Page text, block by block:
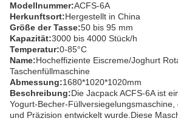
Modellnummer:ACFS-6A
Herkunftsort:Hergestellt in China
Größe der Tasse:50 bis 95 mm
Kapazität:3000 bis 4000 Stück/h
Temperatur:0-85°C
Name:Hocheffiziente Eiscreme/Joghurt
Taschenfüllmaschine
Abmessung:1680*1020*1020mm
Beschreibung:Die Jacpack ACFS-6A ist
Yogurt-Becher-
und Präzision entwickelt wurde.Diese